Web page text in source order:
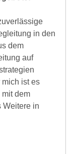
in den
dem
auf
ist es
dem
Weitere in